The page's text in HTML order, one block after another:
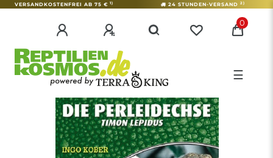
VERSANDKOSTENFREI AB 75 € 1) 24 STUNDEN-VERSAND 2)
0
☰